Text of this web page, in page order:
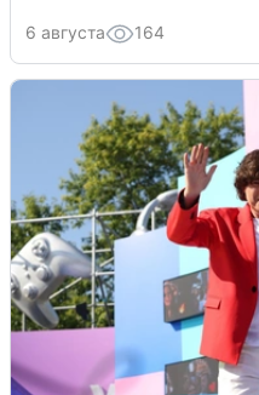
6 августа 164